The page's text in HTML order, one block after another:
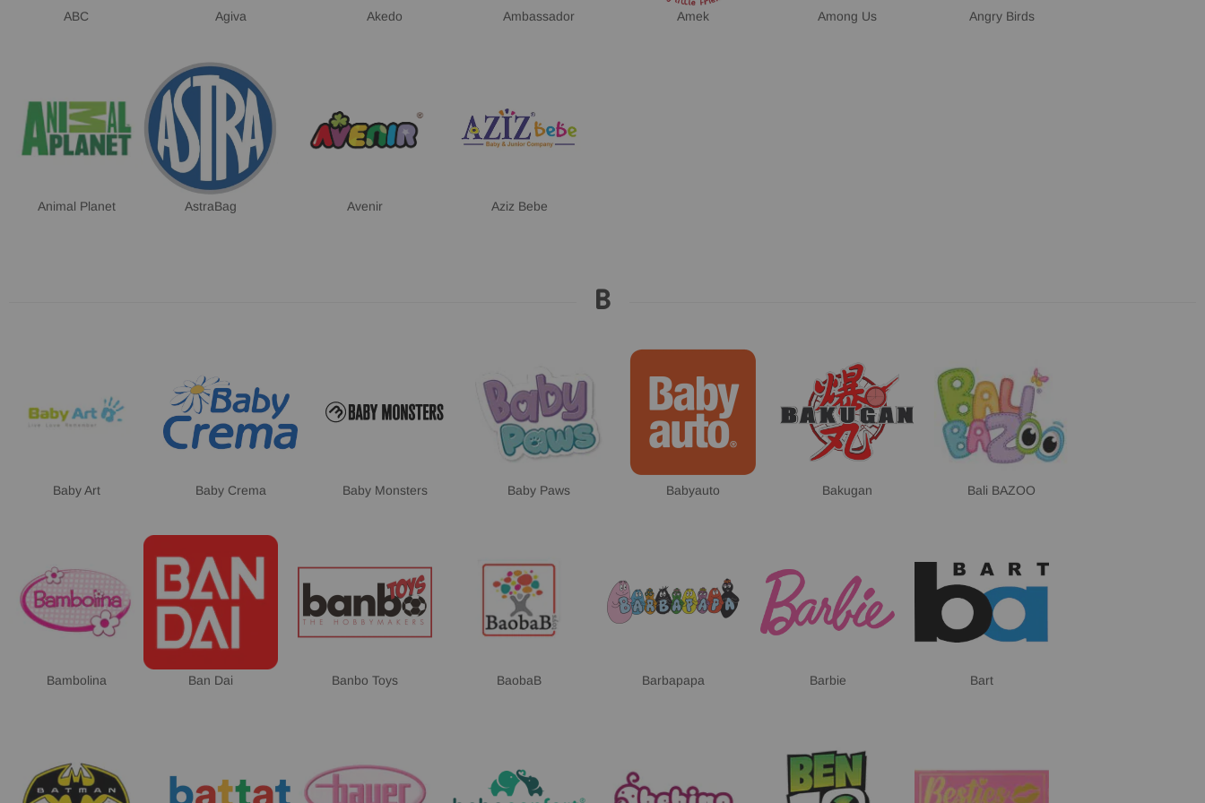
ABC Agiva Akedo Ambassador Amek Among Us Angry Birds
Animal Planet AstraBag Avenir Aziz Bebe
B
Baby Art Baby Crema Baby Monsters Baby Paws Babyauto Bakugan Bali BAZOO
Bambolina Ban Dai Banbo Toys BaobaB Barbapapa Barbie Bart